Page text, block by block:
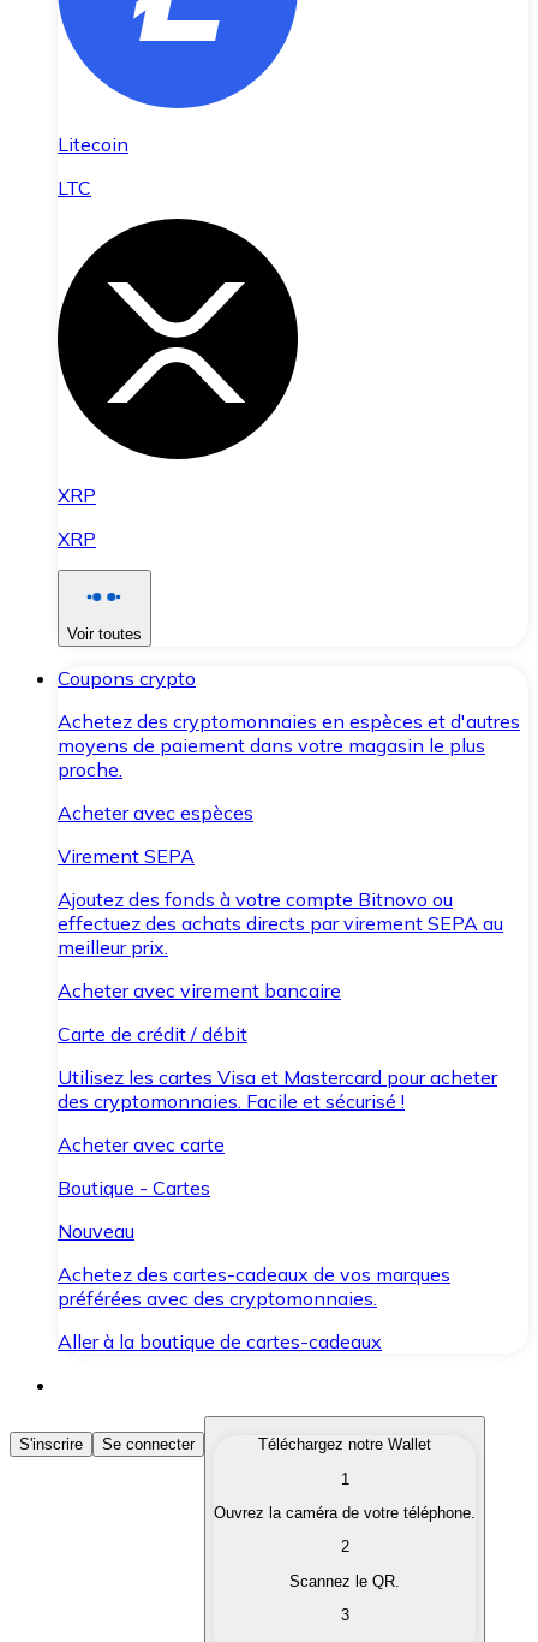
Litecoin
LTC
XRP
XRP
Voir toutes
Coupons crypto
Achetez des cryptomonnaies en espèces et d'autres
moyens de paiement dans votre magasin le plus
proche.
Acheter avec espèces
Virement SEPA
Ajoutez des fonds à votre compte Bitnovo ou
effectuez des achats directs par virement SEPA au
meilleur prix.
Acheter avec virement bancaire
Carte de crédit / débit
Utilisez les cartes Visa et Mastercard pour acheter
des cryptomonnaies. Facile et sécurisé !
Acheter avec carte
Boutique - Cartes
Nouveau
Achetez des cartes-cadeaux de vos marques
préférées avec des cryptomonnaies.
Aller à la boutique de cartes-cadeaux
Acheter des Cryptomonnaies
Achetez les cryptomonnaies qui vous intéressent
Convertissez vos cryptomonnaies en monnaie
S'inscrire Se connecter
Téléchargez notre Wallet
1
Ouvrez la caméra de votre téléphone.
2
Scannez le QR.
3